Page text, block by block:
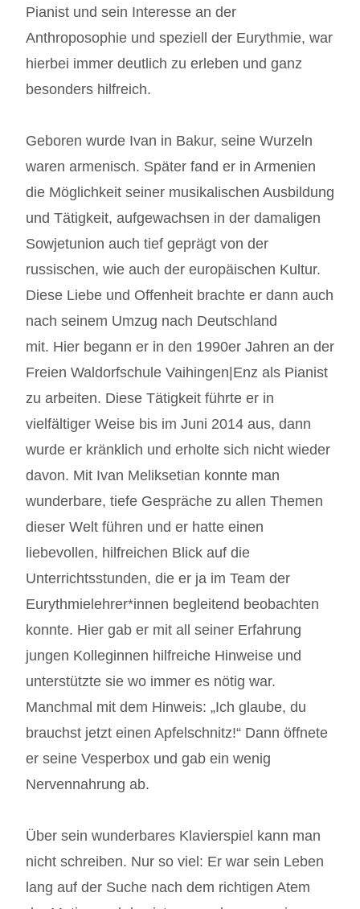
Pianist und sein Interesse an der
Anthroposophie und speziell der Eurythmie, war
hierbei immer deutlich zu erleben und ganz
besonders hilfreich.
Geboren wurde Ivan in Bakur, seine Wurzeln
waren armenisch. Später fand er in Armenien
die Möglichkeit seiner musikalischen Ausbildung
und Tätigkeit, aufgewachsen in der damaligen
Sowjetunion auch tief geprägt von der
russischen, wie auch der europäischen Kultur.
Diese Liebe und Offenheit brachte er dann auch
nach seinem Umzug nach Deutschland
mit. Hier begann er in den 1990er Jahren an der
Freien Waldorfschule Vaihingen|Enz als Pianist
zu arbeiten. Diese Tätigkeit führte er in
vielfältiger Weise bis im Juni 2014 aus, dann
wurde er kränklich und erholte sich nicht wieder
davon. Mit Ivan Meliksetian konnte man
wunderbare, tiefe Gespräche zu allen Themen
dieser Welt führen und er hatte einen
liebevollen, hilfreichen Blick auf die
Unterrichtsstunden, die er ja im Team der
Eurythmielehrer*innen begleitend beobachten
konnte. Hier gab er mit all seiner Erfahrung
jungen Kolleginnen hilfreiche Hinweise und
unterstützte sie wo immer es nötig war.
Manchmal mit dem Hinweis: „Ich glaube, du
brauchst jetzt einen Apfelschnitz!“ Dann öffnete
er seine Vesperbox und gab ein wenig
Nervennahrung ab.
Über sein wunderbares Klavierspiel kann man
nicht schreiben. Nur so viel: Er war sein Leben
lang auf der Suche nach dem richtigen Atem